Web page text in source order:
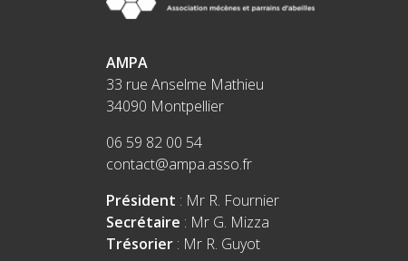
AMPA
33 rue Anselme Mathieu
34090 Montpellier
06 59 82 00 54
contact@ampa.asso.fr
Président : Mr R. Fournier
Secrétaire : Mr G. Mizza
Trésorier : Mr R. Guyot